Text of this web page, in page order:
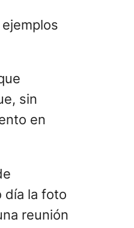
sin
en
día la foto
reunión